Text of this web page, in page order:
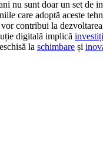
nu sunt doar un set de
care adoptă aceste
contribui la
digitală implică
la schimbare și